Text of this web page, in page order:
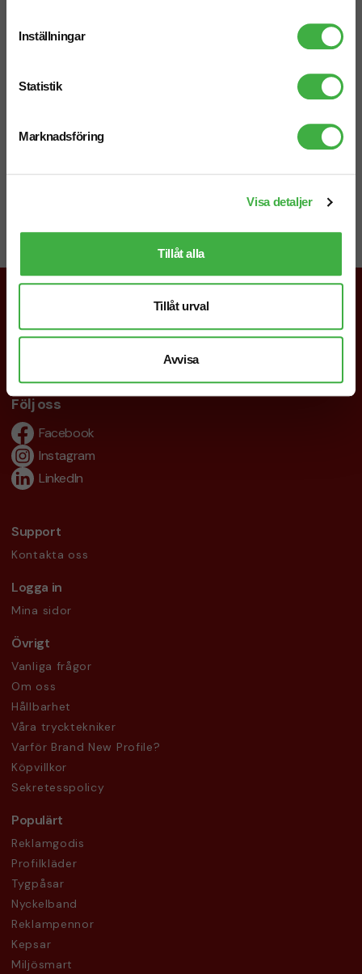
Inställningar
Statistik
Marknadsföring
Visa detaljer
Tillåt alla
Tillåt urval
Avvisa
Mejl
019-760 65 00
info@brandnewprofile.com
Följ oss
Facebook
Instagram
LinkedIn
Support
Kontakta oss
Logga in
Mina sidor
Övrigt
Vanliga frågor
Om oss
Hållbarhet
Våra trycktekniker
Varför Brand New Profile?
Köpvillkor
Sekretesspolicy
Populärt
Reklamgodis
Profilkläder
Tygpåsar
Nyckelband
Reklampennor
Kepsar
Miljösmart